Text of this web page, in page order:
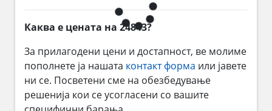
Каква е цената на 24843?
За прилагодени цени и достапност, ве молиме
пополнете ја нашата контакт форма или јавете
ни се. Посветени сме на обезбедување
решенија кои се усогласени со вашите